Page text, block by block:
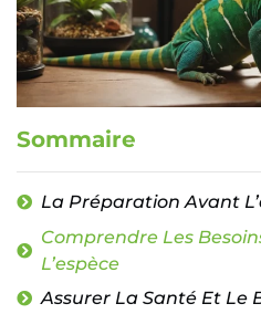
Sommaire
La Préparation Avant
Comprendre Les
L’espèce
Assurer La Santé Et Le